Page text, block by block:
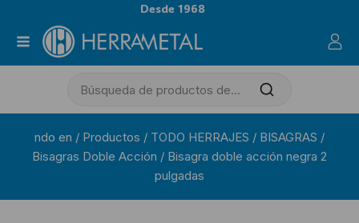
Desde 1968
ndo en / Productos / TODO HERRAJES / BISAGRAS /
Bisagras Doble Acción / Bisagra doble acción negra 2
pulgadas